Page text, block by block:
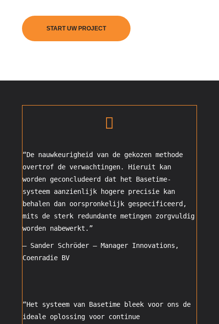
START UW PROJECT

“De nauwkeurigheid van de gekozen methode
overtrof de verwachtingen. Hieruit kan
worden geconcludeerd dat het Basetime-
systeem aanzienlijk hogere precisie kan
behalen dan oorspronkelijk gespecificeerd,
mits de sterk redundante metingen zorgvuldig
worden nabewerkt.”
– Sander Schröder – Manager Innovations ,
Coenradie BV
“Het systeem van Basetime bleek voor ons de
ideale oplossing voor continue